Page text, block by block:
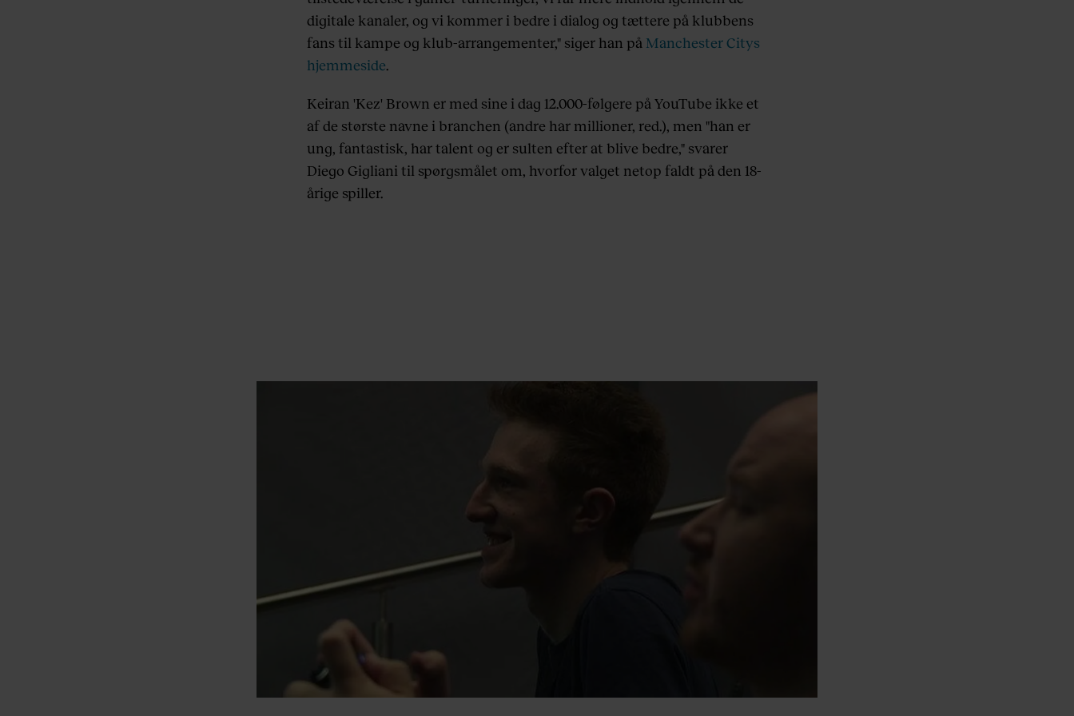
digitale kanaler, og vi kommer i bedre i dialog og tættere på klubbens
fans til kampe og klub-arrangementer," siger han på Manchester Citys
hjemmeside.
Keiran 'Kez' Brown er med sine i dag 12.000-følgere på YouTube ikke et
af de største navne i branchen (andre har millioner, red.), men "han er
ung, fantastisk, har talent og er sulten efter at blive bedre," svarer
Diego Gigliani til spørgsmålet om, hvorfor valget netop faldt på den 18-
årige spiller.